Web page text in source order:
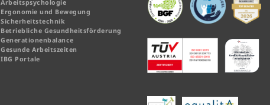
Arbeitspsychologie
Ergonomie und Bewegung
Sicherheitstechnik
Betriebliche Gesundheitsförderung
Generationenbalance
Gesunde Arbeitszeiten
IBG Portale